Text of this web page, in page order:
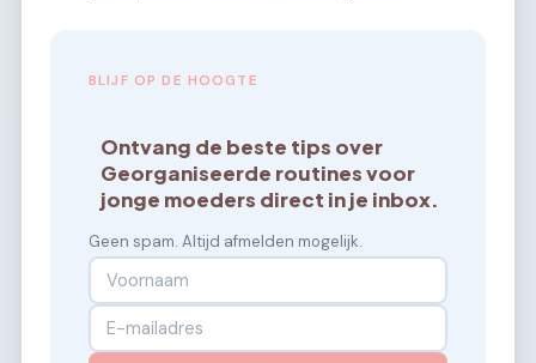
BLIJF OP DE HOOGTE
Ontvang de beste tips over
Georganiseerde routines voor
jonge moeders direct in je inbox.
Geen spam. Altijd afmelden mogelijk.